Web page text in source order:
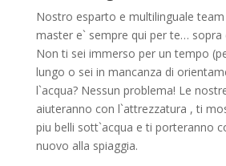
Nostro esparto e multilinguale
master e` sempre qui per te… sopra
Non ti sei immerso per un tempo
lungo o sei in mancanza di
l`acqua? Nessun problema! Le
aiuteranno con l`attrezzatura , ti
piu belli sott`acqua e ti porteranno
nuovo alla spiaggia.